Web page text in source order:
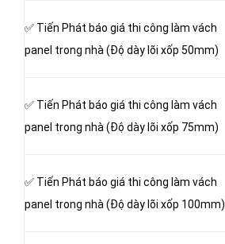
✅ Tiến Phát báo giá thi công làm vách
panel trong nhà (Độ dày lõi xốp 50mm)
✅ Tiến Phát báo giá thi công làm vách
panel trong nhà (Độ dày lõi xốp 75mm)
✅ Tiến Phát báo giá thi công làm vách
panel trong nhà (Độ dày lõi xốp 100mm)